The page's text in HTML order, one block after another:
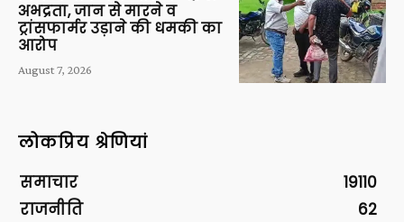
अभद्रता, जान से मारने व
ट्रांसफार्मर उड़ाने की धमकी का
आरोप
August 7, 2026
लोकप्रिय श्रेणियां
समाचार
19110
राजनीति
62